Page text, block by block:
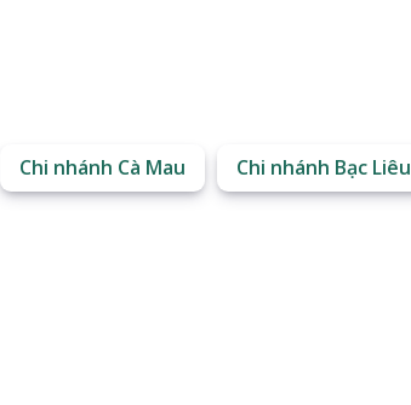
Chi nhánh Cà Mau Chi nhánh Bạc Liêu